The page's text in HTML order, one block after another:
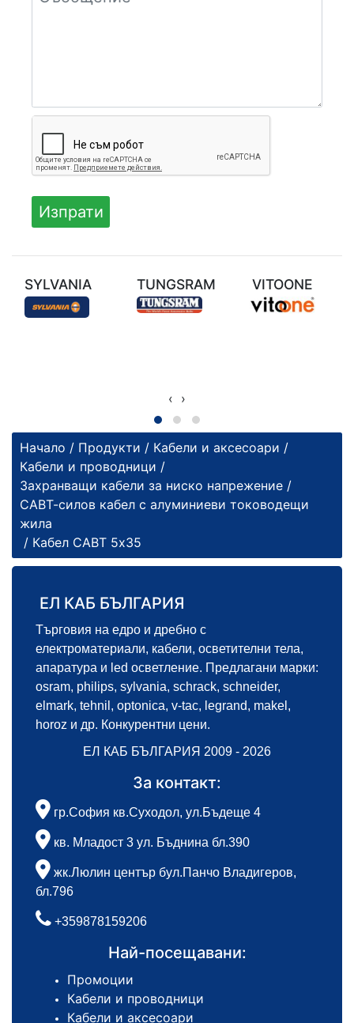
SYLVANIA TUNGSRAM VITOONE
‹ ›
Начало / Продукти / Кабели и аксесоари /
Кабели и проводници /
Захранващи кабели за ниско напрежение /
САВТ-силов кабел с алуминиеви тоководещи
жила
/ Кабел САВТ 5х35
ЕЛ КАБ БЪЛГАРИЯ
Търговия на едро и дребно с
електроматериали, кабели, осветителни тела,
апаратура и led осветление. Предлагани марки:
osram, philips, sylvania, schrack, schneider,
elmark, tehnil, optonica, v-tac, legrand, makel,
horoz и др. Конкурентни цени.
ЕЛ КАБ БЪЛГАРИЯ 2009 - 2026
За контакт:
гр.София кв.Суходол, ул.Бъдеще 4
кв. Младост 3 ул. Бъднина бл.390
жк.Люлин център бул.Панчо Владигеров,
бл.796
+359878159206
Най-посещавани:
Промоции
Кабели и проводници
Кабели и аксесоари